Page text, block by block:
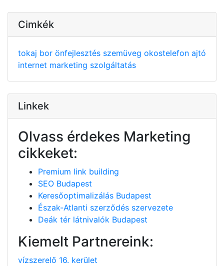
Cimkék
tokaj bor önfejlesztés szemüveg okostelefon ajtó
internet marketing szolgáltatás
Linkek
Olvass érdekes Marketing
cikkeket:
Premium link building
SEO Budapest
Keresőoptimalizálás Budapest
Észak-Atlanti szerződés szervezete
Deák tér látnivalók Budapest
Kiemelt Partnereink:
vízszerelő 16. kerület